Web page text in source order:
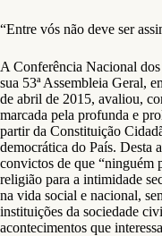
“Entre vós não deve ser
A Conferência Nacional
sua 53ª Assembleia Geral,
de abril de 2015, avaliou,
marcada pela profunda e
partir da Constituição
democrática do País. Desta
convictos de que “ninguém
religião para a intimidade
na vida social e nacional,
instituições da sociedade
acontecimentos que